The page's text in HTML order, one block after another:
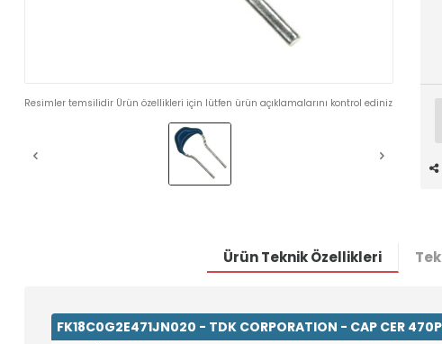
Resimler temsilidir Ürün özellikleri için lütfen ürün açıklamalarını kontrol ediniz
Ürün Teknik Özellikleri
FK18C0G2E471JN020 - TDK CORPORATION - CAP CER